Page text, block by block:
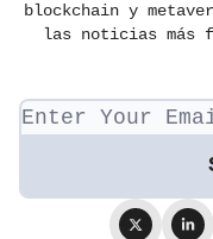
blockchain y
las noticias más